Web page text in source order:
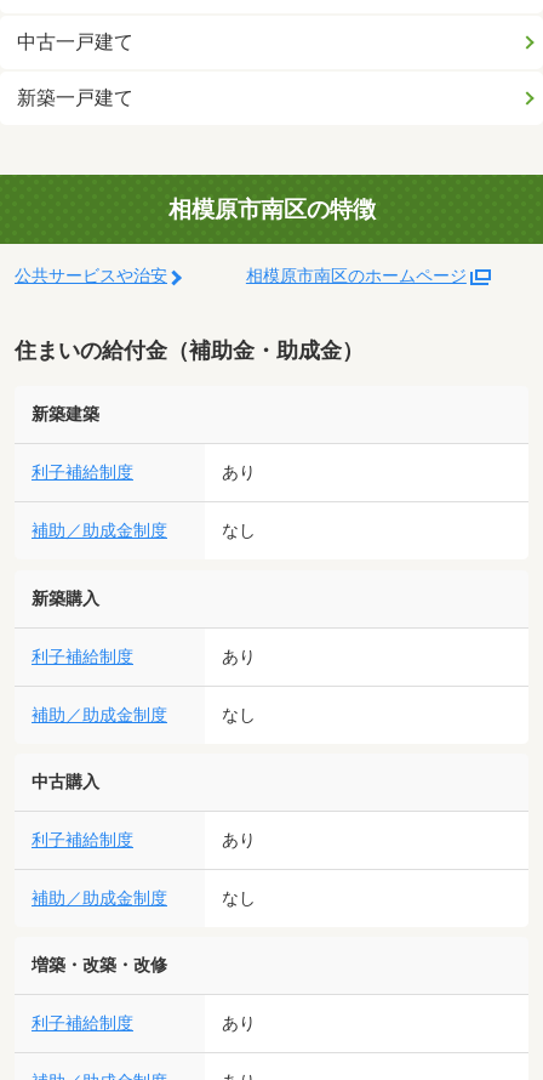
中古一戸建て
新築一戸建て
相模原市南区の特徴
公共サービスや治安 相模原市南区のホームページ
住まいの給付金（補助金・助成金）
新築建築
利子補給制度 あり
補助／助成金制度 なし
新築購入
利子補給制度 あり
補助／助成金制度 なし
中古購入
利子補給制度 あり
補助／助成金制度 なし
増築・改築・改修
利子補給制度 あり